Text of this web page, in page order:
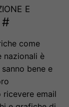
e
#
come
nazionali è
bene e
email